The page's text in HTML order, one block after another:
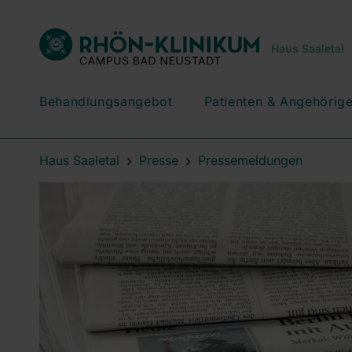
Haus Saaletal
Behandlungsangebot Patienten &
Haus Saaletal Presse Pressemeldungen